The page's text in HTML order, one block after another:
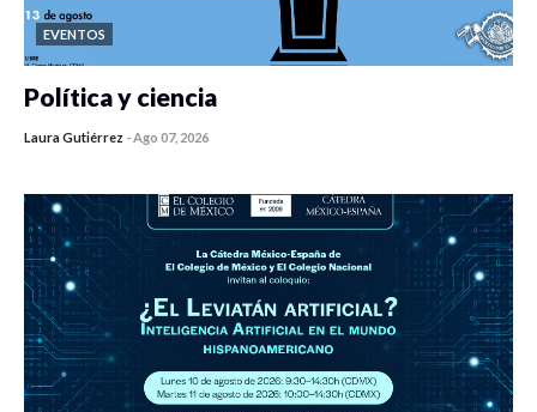
EVENTOS
Política y ciencia
Laura Gutiérrez -Ago 07, 2026